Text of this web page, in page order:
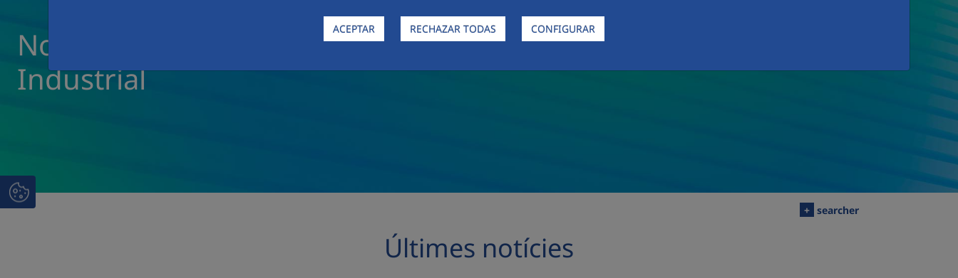
ACEPTAR RECHAZAR TODAS CONFIGURAR
Noticias y actualidad de FCC
Industrial
+ searcher
Últimes notícies